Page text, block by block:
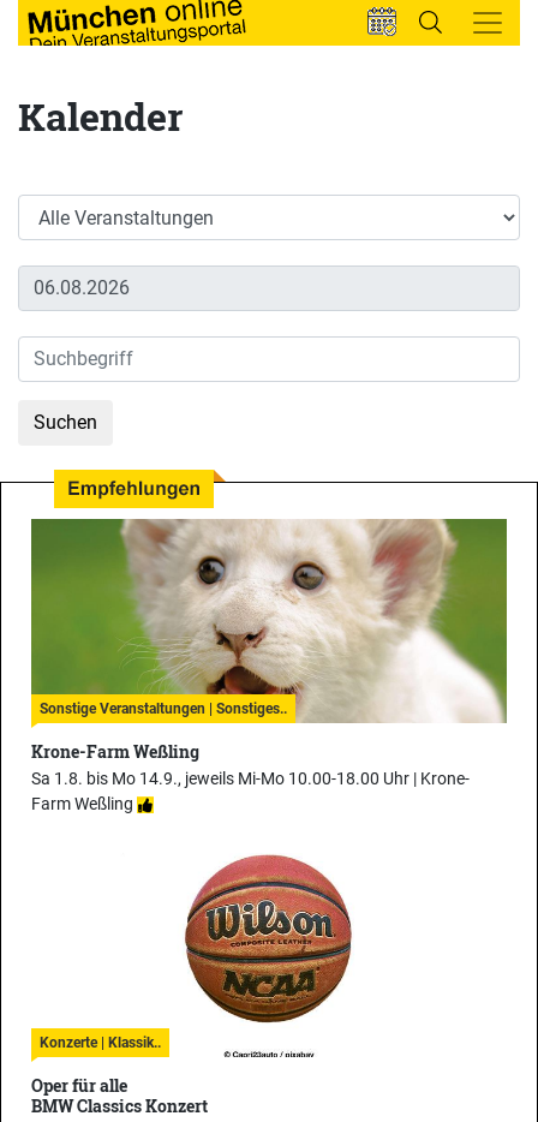
Kalender
Sonstige Veranstaltungen | Sonstiges..
Krone-Farm Weßling
Sa 1.8. bis Mo 14.9., jeweils Mi-Mo 10.00-18.00 Uhr | Krone-
Farm Weßling
Konzerte | Klassik..
Oper für alle
BMW Classics Konzert